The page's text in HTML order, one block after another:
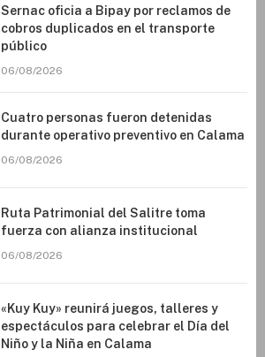
Sernac oficia a Bipay por reclamos de
cobros duplicados en el transporte
público
06/08/2026
Cuatro personas fueron detenidas
durante operativo preventivo en Calama
06/08/2026
Ruta Patrimonial del Salitre toma
fuerza con alianza institucional
06/08/2026
«Kuy Kuy» reunirá juegos, talleres y
espectáculos para celebrar el Día del
Niño y la Niña en Calama